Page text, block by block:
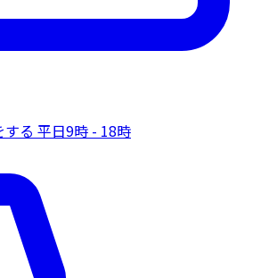
る 平日9時 - 18時